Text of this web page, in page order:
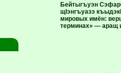
Бейтыгъуэн
щIэнгъуазэ
мировых имён:
терминах» — аращ